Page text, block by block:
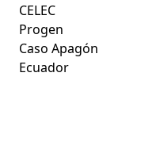
CELEC
Progen
Caso Apagón
Ecuador